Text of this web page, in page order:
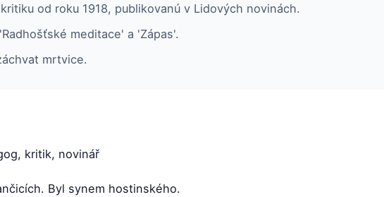
od roku 1918, publikovanú v Lidových novinách.
meditace' a 'Zápas'.
mrtvice.
kritik, novinář
Byl synem hostinského.